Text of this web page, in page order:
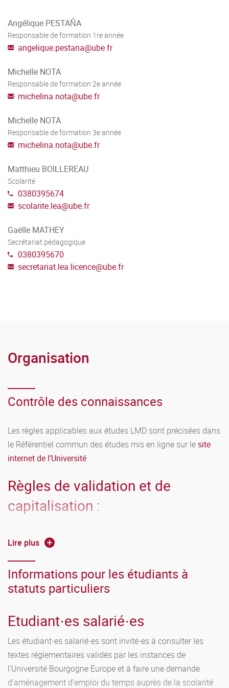
Angélique PESTAÑA
Responsable de formation 1re année
angelique.pestana@ube.fr
Michelle NOTA
Responsable de formation 2e année
michelina.nota@ube.fr
Michelle NOTA
Responsable de formation 3e année
michelina.nota@ube.fr
Matthieu BOILLEREAU
Scolarité
0380395674
scolarite.lea@ube.fr
Gaëlle MATHEY
Secrétariat pédagogique
0380395670
secretariat.lea.licence@ube.fr
Organisation
Contrôle des connaissances
Les règles applicables aux études LMD sont précisées dans
le Référentiel commun des études mis en ligne sur lesite
internet de l’Université
Règles de validation et de
capitalisation :
Calcul de la note au niveau de l'Unité
d'Enseignement (UE) :
Une compensation s’effectue au niveau de chaque Unité
d'Enseignement (UE). La note d'une UE est la moyenne des
coefficients sont appliqués. Une UE est validée si la
Calcul de la note de semestre et règle
de validation :
Lire plus
Informations pour les étudiants à
statuts particuliers
Etudiant·es salarié·es
Les étudiant·es salarié·es sont invité·es à consulter les
textes réglementaires validés par les instances de
l’Université Bourgogne Europe et à faire une demande
d’aménagement d’emploi du temps auprès de la scolarité